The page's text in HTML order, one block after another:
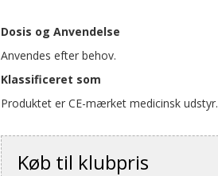
Dosis og Anvendelse
Anvendes efter behov.
Klassificeret som
Produktet er CE-mærket medicinsk udstyr.
Køb til klubpris